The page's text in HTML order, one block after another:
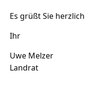
Es grüßt Sie herzlich
Ihr
Uwe Melzer
Landrat